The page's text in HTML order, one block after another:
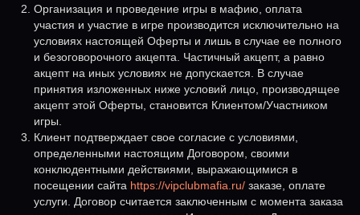
Организация и проведение игры в мафию, оплата
участия и участие в игре производится исключительно на
условиях настоящей Оферты и лишь в случае ее полного
и безоговорочного акцепта. Частичный акцепт, а равно
акцепт на иных условиях не допускается. В случае
принятия изложенных ниже условий лицо, производящее
акцепт этой Оферты, становится Клиентом/Участником
игры.
Клиент подтверждает свое согласие с условиями,
определенными настоящим Договором, своими
конклюдентными действиями, выражающимися в
посещении сайта https://vipclubmafia.ru/ заказе, оплате
услуги. Договор считается заключенным с момента заказа